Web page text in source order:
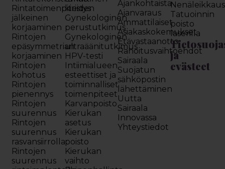
Rintatoimenpiteiden
jälkeinen
korjaaminen
Rintojen
epäsymmetrian
korjaaminen
Rintojen
kohotus
Rintojen
pienennys
Rintojen
suurennus
Rintojen
suurennus
rasvansiirrolla
Rintojen
suurennus
kiristys
Gynekologinen
perustutkimus
Gynekologinen
ultraäänitutkimus
HPV-testi
Intiimialueen
esteettiset ja
toiminnalliset
toimenpiteet
Karvanpoisto
Kierukan
asetus
Kierukan
poisto
Kierukan
vaihto
Ajankohtaista
Ajanvaraus
Ammattilaiset
Asiakaskokemukset
Etävastaanotto
Rahoitusvaihtoehdot
Sairaala
Suojatun
sähköpostin
lähettäminen
Uutta
Sairaala
Innovassa
Yhteystiedot
Nenäleikkaus
Tatuoinnin
poisto
laserilla
ja
evästeet